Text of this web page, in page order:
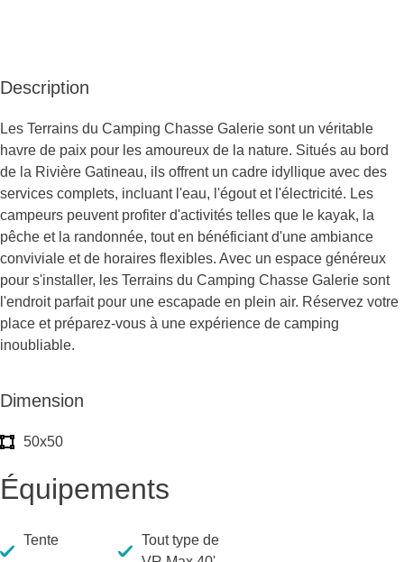
Description
Les Terrains du Camping Chasse Galerie sont un véritable
havre de paix pour les amoureux de la nature. Situés au bord
de la Rivière Gatineau, ils offrent un cadre idyllique avec des
services complets, incluant l'eau, l'égout et l'électricité. Les
campeurs peuvent profiter d'activités telles que le kayak, la
pêche et la randonnée, tout en bénéficiant d'une ambiance
conviviale et de horaires flexibles. Avec un espace généreux
pour s'installer, les Terrains du Camping Chasse Galerie sont
l'endroit parfait pour une escapade en plein air. Réservez votre
place et préparez-vous à une expérience de camping
inoubliable.
Dimension
50x50
Équipements
Tente
Tout type de